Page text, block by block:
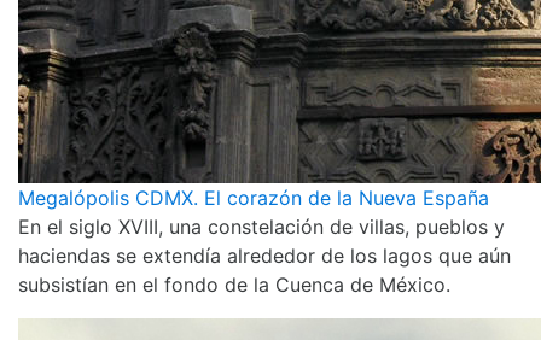
Megalópolis CDMX. El corazón de la Nueva España
En el siglo XVIII, una constelación de villas, pueblos y
haciendas se extendía alrededor de los lagos que aún
subsistían en el fondo de la Cuenca de México.